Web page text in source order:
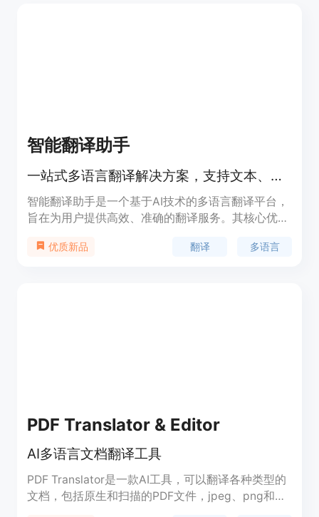
智能翻译助手
一站式多语言翻译解决方案，支持文本、图片、PDF、语音和视频翻译
智能翻译助手是一个基于AI技术的多语言翻译平台，
旨在为用户提供高效、准确的翻译服务。其核心优势
种场景下的翻译需求。无论是学术研究、商务交流还
优质新品 翻译 多语言
PDF Translator & Editor
AI多语言文档翻译工具
PDF Translator是一款AI工具，可以翻译各种类型的
文档，包括原生和扫描的PDF文件，jpeg、png和